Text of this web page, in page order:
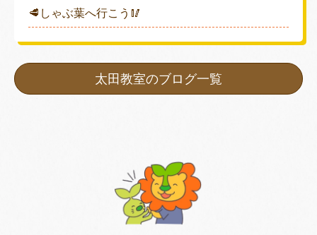
🥩しゃぶ葉へ行こう🥢
太田教室のブログ一覧